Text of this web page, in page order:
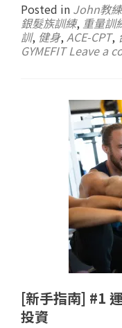
Posted in John教練
銀髮族訓練, 重量訓
訓, 健身, ACE-CPT,
GYMEFIT Leave a
[新手指南] #1
投資